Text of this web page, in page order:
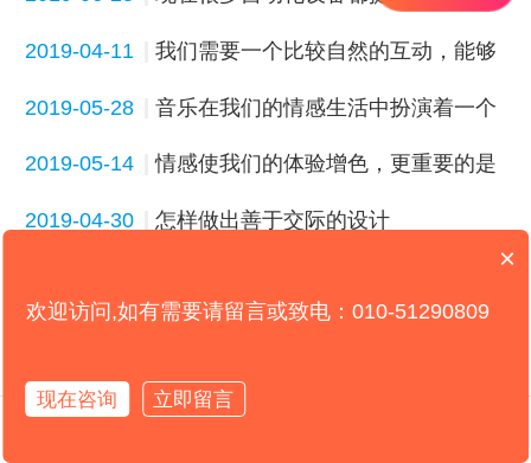
的反馈
2019-04-11 我们需要一个比较自然的互动，能够
下意识地、毫不费力地发生，这是一
种自然的、轻而易举的双向沟通
2019-05-28 音乐在我们的情感生活中扮演着一个
特殊的角色
2019-05-14 情感使我们的体验增色，更重要的是
使我们对体验的记忆增色
2019-04-30 怎样做出善于交际的设计
缠，企业常常会犯以下三类错误
2018-12-19 【网站建设好的公司】现今几乎没有
×
欢迎访问,如有需要请留言或致电：010-51290809
现在咨询
立即留言